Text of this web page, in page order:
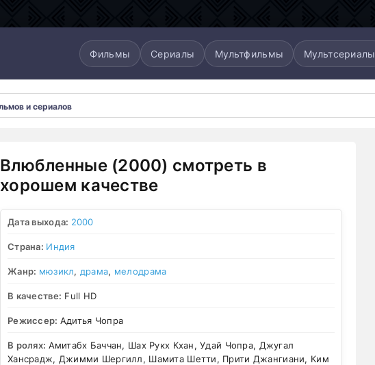
Фильмы Сериалы Мультфильмы Мультсериалы
Влюбленные (2000) смотреть в
хорошем качестве
Дата выхода: 2000
Страна: Индия
Жанр: мюзикл, драма, мелодрама
В качестве: Full HD
Режиссер: Адитья Чопра
В ролях: Амитабх Баччан, Шах Рукх Кхан, Удай Чопра, Джугал
Хансрадж, Джимми Шергилл, Шамита Шетти, Прити Джангиани, Ким